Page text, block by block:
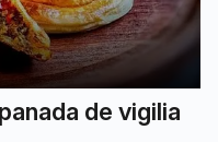
de vigilia